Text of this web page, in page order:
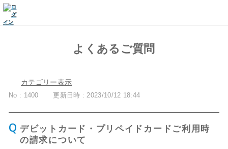
よくあるご質問
カテゴリー表示
No : 1400 更新日時 : 2023/10/12 18:44
デビットカード・プリペイドカードご利用時
の請求について